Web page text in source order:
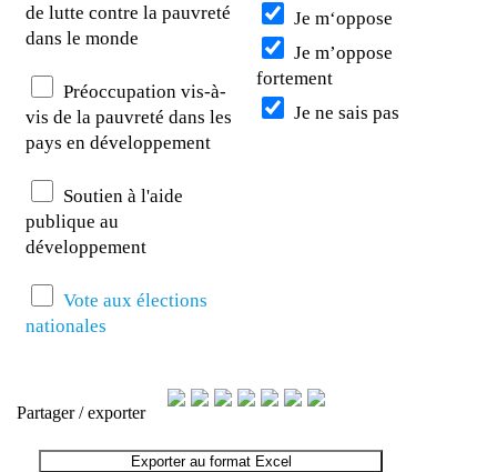
de lutte contre la pauvreté
dans le monde
Préoccupation vis-à-
vis de la pauvreté dans les
pays en développement
Soutien à l'aide
publique au
développement
Vote aux élections
nationales
Je m‘oppose
Je m’oppose
fortement
Je ne sais pas
Partager / exporter
Exporter au format Excel